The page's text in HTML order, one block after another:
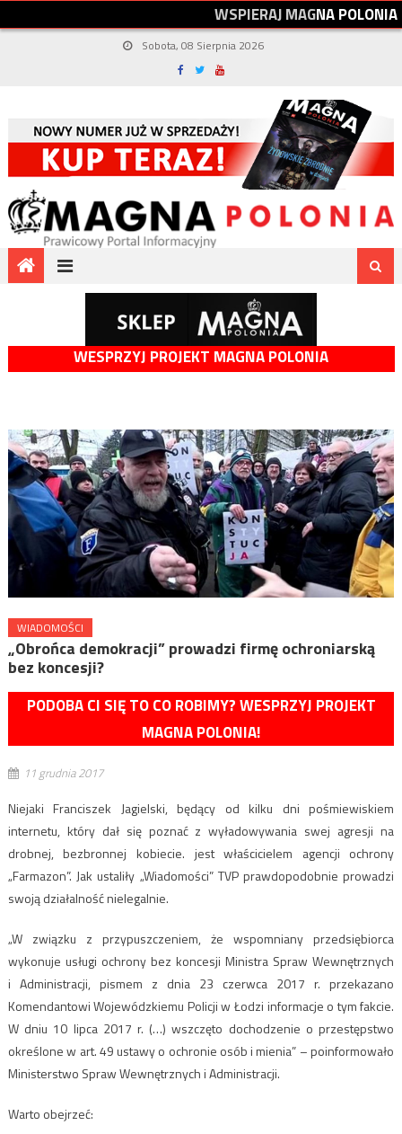
WSPIERAJMAGNAPOLONIA
Sobota, 08 Sierpnia 2026
WESPRZYJ PROJEKT MAGNA POLONIA
WIADOMOŚCI
„Obrońca demokracji” prowadzi firmę ochroniarską
bez koncesji?
PODOBA CI SIĘ TO CO ROBIMY? WESPRZYJ PROJEKT
MAGNA POLONIA!
11 grudnia 2017
Niejaki Franciszek Jagielski, będący od kilku dni pośmiewiskiem
internetu, który dał się poznać z wyładowywania swej agresji na
drobnej, bezbronnej kobiecie. jest właścicielem agencji ochrony
„Farmazon”. Jak ustaliły „Wiadomości” TVP prawdopodobnie prowadzi
swoją działalność nielegalnie.
„W związku z przypuszczeniem, że wspomniany przedsiębiorca
wykonuje usługi ochrony bez koncesji Ministra Spraw Wewnętrznych
i Administracji, pismem z dnia 23 czerwca 2017 r. przekazano
Komendantowi Wojewódzkiemu Policji w Łodzi informacje o tym fakcie.
W dniu 10 lipca 2017 r. (…) wszczęto dochodzenie o przestępstwo
określone w art. 49 ustawy o ochronie osób i mienia” – poinformowało
Ministerstwo Spraw Wewnętrznych i Administracji.
Warto obejrzeć: